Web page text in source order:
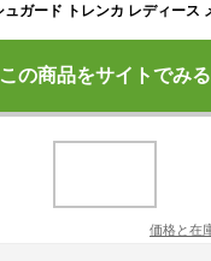
この商品をサイトでみる
価格と在